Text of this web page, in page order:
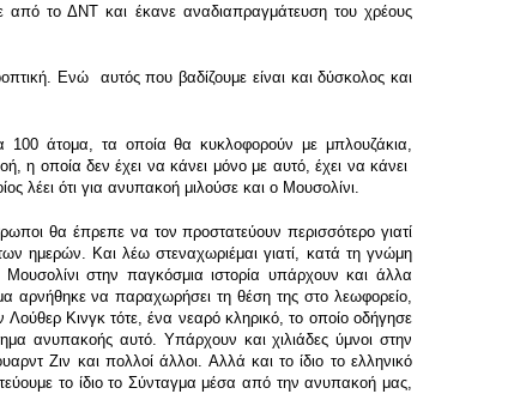
από το ΔΝΤ και έκανε αναδιαπραγμάτευση του χρέους
Ενώ αυτός που βαδίζουμε είναι και δύσκολος και
άτομα, τα οποία θα κυκλοφορούν με μπλουζάκια,
η οποία δεν έχει να κάνει μόνο με αυτό, έχει να κάνει
λέει ότι για ανυπακοή μιλούσε και ο Μουσολίνι.
θα έπρεπε να τον προστατεύουν περισσότερο γιατί
ημερών. Και λέω στεναχωριέμαι γιατί, κατά τη γνώμη
στην παγκόσμια ιστορία υπάρχουν και άλλα
αρνήθηκε να παραχωρήσει τη θέση της στο λεωφορείο,
Κινγκ τότε, ένα νεαρό κληρικό, το οποίο οδήγησε
ανυπακοής αυτό. Υπάρχουν και χιλιάδες ύμνοι στην
Ζιν και πολλοί άλλοι. Αλλά και το ίδιο το ελληνικό
το ίδιο το Σύνταγμα μέσα από την ανυπακοή μας,